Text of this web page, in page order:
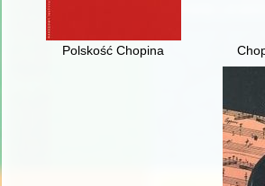
Polskość Chopina